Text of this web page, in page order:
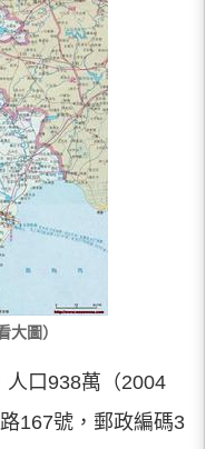
大圖）
人口938萬（2004
167號，郵政編碼3